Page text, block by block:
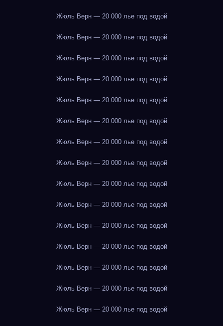
Жюль Верн — 20 000 лье под водой
Жюль Верн — 20 000 лье под водой
Жюль Верн — 20 000 лье под водой
Жюль Верн — 20 000 лье под водой
Жюль Верн — 20 000 лье под водой
Жюль Верн — 20 000 лье под водой
Жюль Верн — 20 000 лье под водой
Жюль Верн — 20 000 лье под водой
Жюль Верн — 20 000 лье под водой
Жюль Верн — 20 000 лье под водой
Жюль Верн — 20 000 лье под водой
Жюль Верн — 20 000 лье под водой
Жюль Верн — 20 000 лье под водой
Жюль Верн — 20 000 лье под водой
Жюль Верн — 20 000 лье под водой